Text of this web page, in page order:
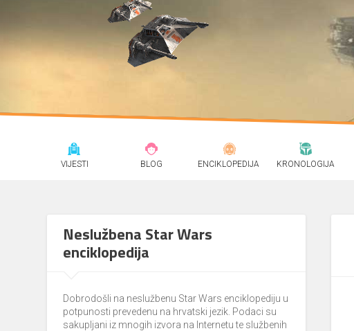
VIJESTI BLOG ENCIKLOPEDIJA KRONOLOGIJA
Neslužbena Star Wars
enciklopedija
Dobrodošli na neslužbenu Star Wars enciklopediju u
potpunosti prevedenu na hrvatski jezik. Podaci su
sakupljani iz mnogih izvora na Internetu te službenih